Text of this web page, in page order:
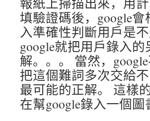
填驗證碼後，google
入準確性判斷用戶是
google就把用戶錄入
解。。。 當然，
把這個難詞多次交給
最可能的正解。 這樣
在幫google錄入一個圖